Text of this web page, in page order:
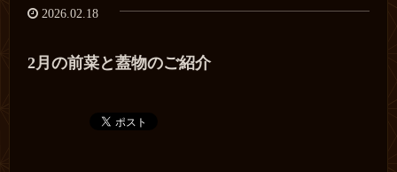
2026.02.18
2月の前菜と蓋物のご紹介